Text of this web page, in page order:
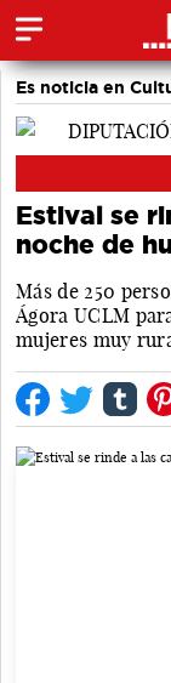
Es noticia en
Estival se
noche de
Más de 250
Ágora UCLM
mujeres muy